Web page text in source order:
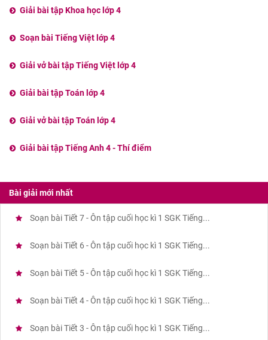
Giải bài tập Khoa học lớp 4
Soạn bài Tiếng Việt lớp 4
Giải vở bài tập Tiếng Việt lớp 4
Giải bài tập Toán lớp 4
Giải vở bài tập Toán lớp 4
Giải bài tập Tiếng Anh 4 - Thí điểm
Bài giải mới nhất
Soạn bài Tiết 7 - Ôn tập cuối học kì 1 SGK Tiếng...
Soạn bài Tiết 6 - Ôn tập cuối học kì 1 SGK Tiếng...
Soạn bài Tiết 5 - Ôn tập cuối học kì 1 SGK Tiếng...
Soạn bài Tiết 4 - Ôn tập cuối học kì 1 SGK Tiếng...
Soạn bài Tiết 3 - Ôn tập cuối học kì 1 SGK Tiếng...